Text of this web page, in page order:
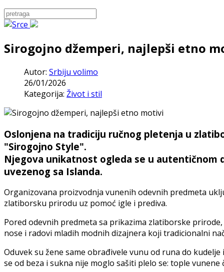
Sirogojno džemperi, najlepši etno
Autor: Srbiju volimo
26/01/2026
Kategorija: Život i stil
Oslonjena na tradiciju ručnog pletenja u
"Sirogojno Style".
Njegova unikatnost ogleda se u
uvezenog sa Islanda.
Organizovana proizvodnja vunenih odevnih predmeta
zlatiborsku prirodu uz pomoć igle i prediva.
Pored odevnih predmeta sa prikazima zlatiborske
nose i radovi mladih modnih dizajnera koji tradicionalni
Oduvek su žene same obrađivele vunu od runa do
se od beza i sukna nije moglo sašiti plelo se: tople